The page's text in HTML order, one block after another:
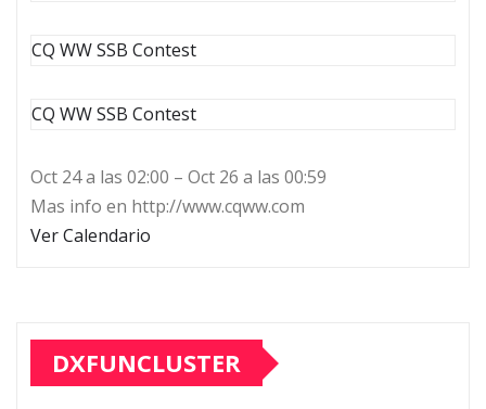
CQ WW SSB Contest
CQ WW SSB Contest
Oct 24 a las 02:00 – Oct 26 a las 00:59
Mas info en http://www.cqww.com
Ver Calendario
DXFUNCLUSTER